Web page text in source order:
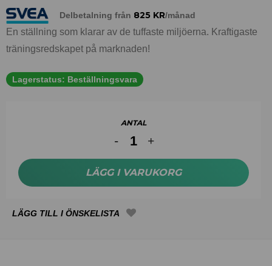
Delbetalning från 825 KR/månad
En ställning som klarar av de tuffaste miljöerna. Kraftigaste
träningsredskapet på marknaden!
Lagerstatus: Beställningsvara
ANTAL
LÄGG I VARUKORG